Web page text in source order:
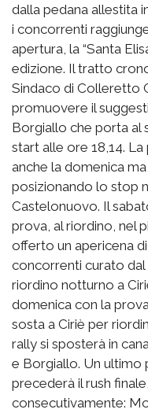
dalla pedana allestita
i concorrenti
apertura, la “Santa
edizione. Il tratto
Sindaco di Colleretto
promuovere il
Borgiallo che porta al
start alle ore 18,14.
anche la domenica
posizionando lo stop
Castelonuovo. Il
prova, al riordino, nel
offerto un apericena
concorrenti curato dal
riordino notturno a
domenica con la
sosta a Ciriè per
rally si sposterà in
e Borgiallo. Un ultimo
precederà il rush
consecutivamente: